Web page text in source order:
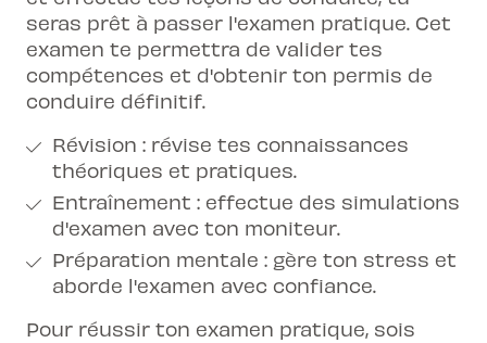
seras prêt à passer l'examen pratique. Cet
examen te permettra de valider tes
compétences et d'obtenir ton permis de
conduire définitif.
Révision : révise tes connaissances
théoriques et pratiques.
Entraînement : effectue des simulations
d'examen avec ton moniteur.
Préparation mentale : gère ton stress et
aborde l'examen avec confiance.
Pour réussir ton examen pratique, sois